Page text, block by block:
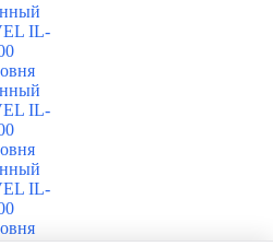
IL-
IL-
IL-